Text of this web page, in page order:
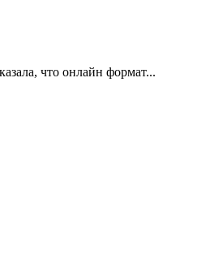
что онлайн формат...